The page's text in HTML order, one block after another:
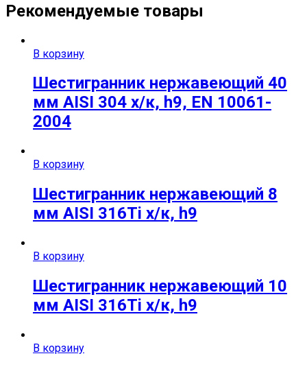
Рекомендуемые товары
В корзину
Шестигранник нержавеющий 40
мм AISI 304 х/к, h9, EN 10061-
2004
В корзину
Шестигранник нержавеющий 8
мм AISI 316Ti х/к, h9
В корзину
Шестигранник нержавеющий 10
мм AISI 316Ti х/к, h9
В корзину